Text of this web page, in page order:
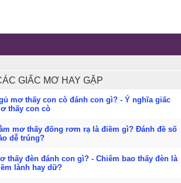
GIẤC MƠ HAY GẶP
mơ thấy con cò đánh con gì? - Ý nghĩa giấc
thấy con cò
mơ thấy đống rơm rạ là điềm gì? Đánh đề số
dễ trúng?
thấy đèn đánh con gì? - Chiêm bao thấy đèn là
lành hay dữ?